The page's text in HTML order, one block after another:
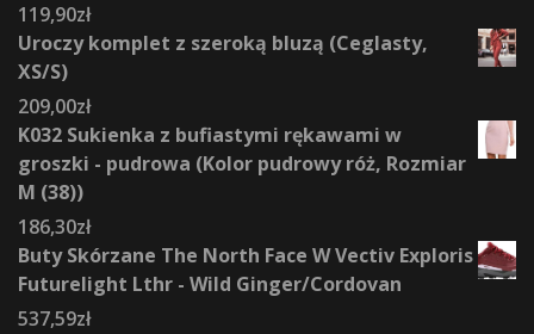
119,90zł
Uroczy komplet z szeroką bluzą (Ceglasty,
XS/S)
209,00zł
K032 Sukienka z bufiastymi rękawami w
groszki - pudrowa (Kolor pudrowy róż, Rozmiar
M (38))
186,30zł
Buty Skórzane The North Face W Vectiv Exploris
Futurelight Lthr - Wild Ginger/Cordovan
537,59zł